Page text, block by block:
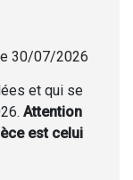
30/07/2026
et qui se
Attention
est celui